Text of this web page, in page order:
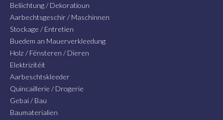
Beliichtung / Dekoratioun
Aarbechtsgeschir / Maschinnen
Stockage / Entretien
Buedem an Mauerverkleedung
Holz / Fënsteren / Dieren
Elektrizitéit
Aarbeschtskleeder
Quincaillerie / Drogerie
Gebai / Bau
Baumaterialien